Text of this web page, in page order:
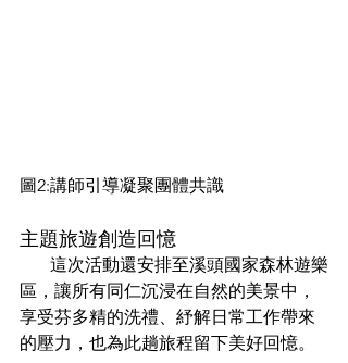
圖2:講師引導凝聚團體共識
主題旅遊創造回憶
區，讓所有同仁沉浸在自然的美景中，
享受芬多精的洗禮、紓解日常工作帶來
的壓力，也為此趟旅程留下美好回憶。